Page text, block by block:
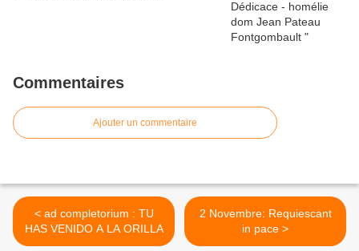
Commentaires
Ajouter un commentaire
< ad completorium : TU
HAS VENIDO A LA ORILLA
2 Novembre: Requiescant
in pace >